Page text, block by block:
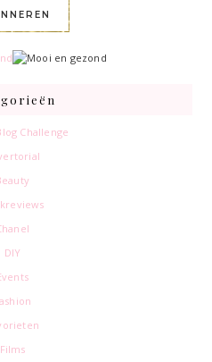
Challenge
DIY
Films